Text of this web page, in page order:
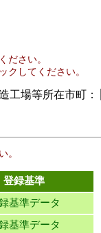
ださい。
クしてください。
工場等所在市町：
。
登録基準
基準データ
基準データ